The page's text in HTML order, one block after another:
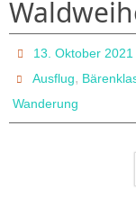
13. Oktober 2021
Ausflug,
Wanderung